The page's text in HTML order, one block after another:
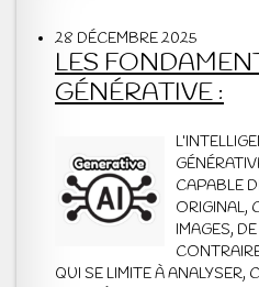
28 DÉCEMBRE 2025
LES
GÉNÉRATIVE :
CAPABLE
ORIGINAL,
IMAGES,
QUI SE LIMITE À ANALYSER,